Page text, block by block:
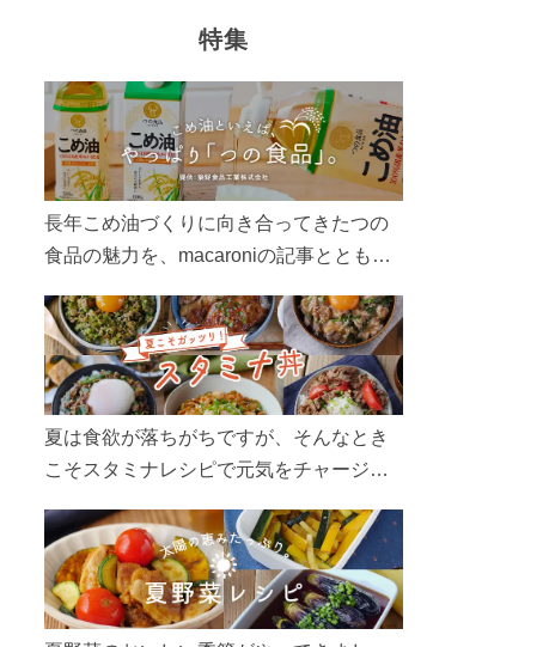
特集
長年こめ油づくりに向き合ってきたつの
食品の魅力を、macaroniの記事とともに
ん、製造現場や品質へのこだわりまで。
こめ油をもっと好きになるコンテンツを
ぜひお楽しみください。
夏は食欲が落ちがちですが、そんなとき
こそスタミナレシピで元気をチャージ！
リ食べて、夏バテを吹き飛ばしましょ
う！